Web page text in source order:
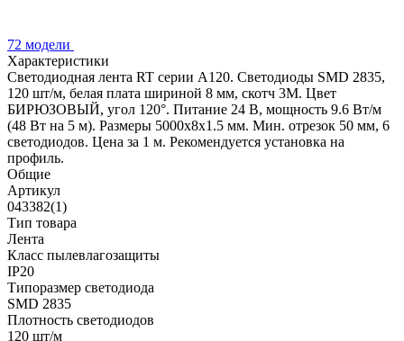
72 модели
Характеристики
Светодиодная лента RT серии A120. Светодиоды SMD 2835,
120 шт/м, белая плата шириной 8 мм, скотч 3M. Цвет
БИРЮЗОВЫЙ, угол 120°. Питание 24 В, мощность 9.6 Вт/м
(48 Вт на 5 м). Размеры 5000x8x1.5 мм. Мин. отрезок 50 мм, 6
светодиодов. Цена за 1 м. Рекомендуется установка на
профиль.
Общие
Артикул
043382(1)
Тип товара
Лента
Класс пылевлагозащиты
IP20
Типоразмер светодиода
SMD 2835
Плотность светодиодов
120 шт/м